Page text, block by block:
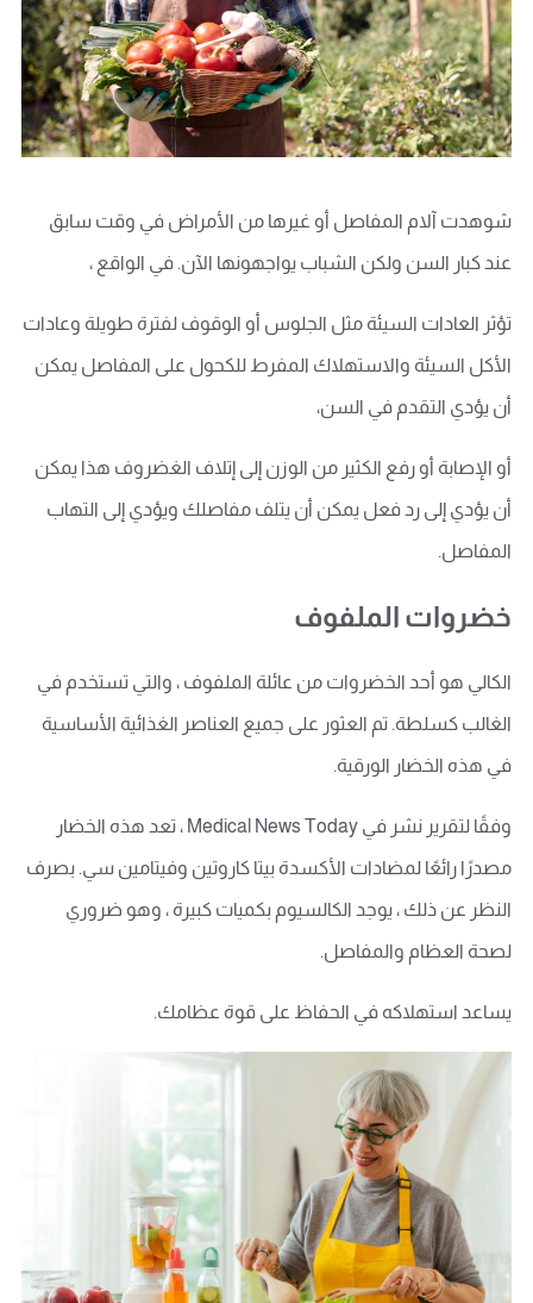
شوهدت آلام المفاصل أو غيرها من الأمراض في وقت سابق
عند كبار السن ولكن الشباب يواجهونها الآن. في الواقع ،
تؤثر العادات السيئة مثل الجلوس أو الوقوف لفترة طويلة وعادات
الأكل السيئة والاستهلاك المفرط للكحول على المفاصل يمكن
أن يؤدي التقدم في السن،
أو الإصابة أو رفع الكثير من الوزن إلى إتلاف الغضروف هذا يمكن
أن يؤدي إلى رد فعل يمكن أن يتلف مفاصلك ويؤدي إلى التهاب
المفاصل.
خضروات الملفوف
الكالي هو أحد الخضروات من عائلة الملفوف ، والتي تستخدم في
الغالب كسلطة. تم العثور على جميع العناصر الغذائية الأساسية
في هذه الخضار الورقية.
وفقًا لتقرير نشر في Medical News Today ، تعد هذه الخضار
مصدرًا رائعًا لمضادات الأكسدة بيتا كاروتين وفيتامين سي. بصرف
النظر عن ذلك ، يوجد الكالسيوم بكميات كبيرة ، وهو ضروري
لصحة العظام والمفاصل.
يساعد استهلاكه في الحفاظ على قوة عظامك.